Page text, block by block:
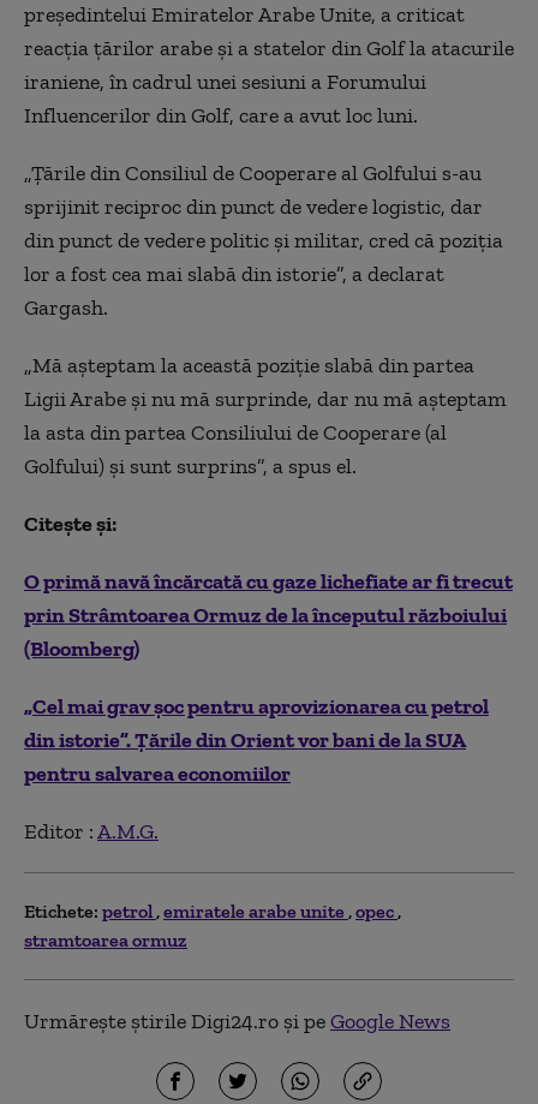
președintelui Emiratelor Arabe Unite, a criticat
reacția țărilor arabe și a statelor din Golf la atacurile
iraniene, în cadrul unei sesiuni a Forumului
Influencerilor din Golf, care a avut loc luni.
„Țările din Consiliul de Cooperare al Golfului s-au
sprijinit reciproc din punct de vedere logistic, dar
din punct de vedere politic și militar, cred că poziția
lor a fost cea mai slabă din istorie”, a declarat
Gargash.
„Mă așteptam la această poziție slabă din partea
Ligii Arabe și nu mă surprinde, dar nu mă așteptam
la asta din partea Consiliului de Cooperare (al
Golfului) și sunt surprins”, a spus el.
Citește și:
O primă navă încărcată cu gaze lichefiate ar fi trecut
prin Strâmtoarea Ormuz de la începutul războiului
(Bloomberg)
„Cel mai grav șoc pentru aprovizionarea cu petrol
din istorie”. Țările din Orient vor bani de la SUA
pentru salvarea economiilor
Editor :A.M.G.
Etichete: petrol emiratele arabe unite opec
stramtoarea ormuz
Urmărește știrile Digi24.ro și peGoogle News